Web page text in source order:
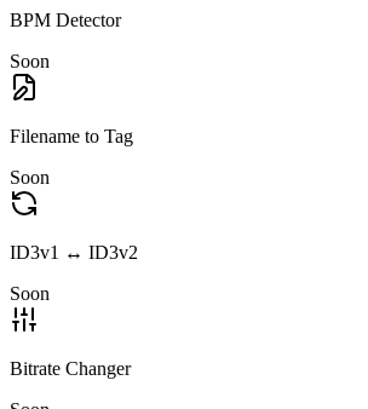
BPM Detector
Soon
Filename to Tag
Soon
ID3v1 ↔ ID3v2
Soon
Bitrate Changer